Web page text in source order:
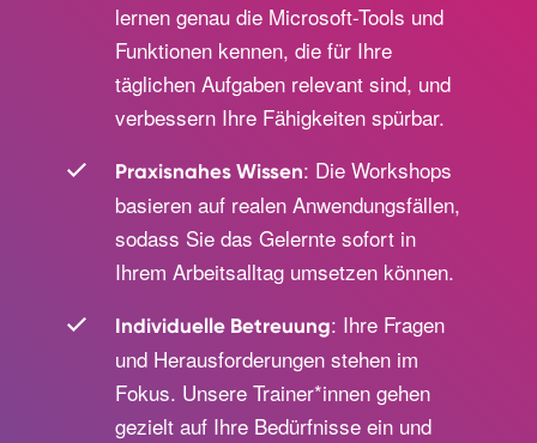
lernen genau die Microsoft-Tools und
Funktionen kennen, die für Ihre
täglichen Aufgaben relevant sind, und
verbessern Ihre Fähigkeiten spürbar.
Praxisnahes Wissen: Die Workshops
basieren auf realen Anwendungsfällen,
sodass Sie das Gelernte sofort in
Ihrem Arbeitsalltag umsetzen können.
Individuelle Betreuung: Ihre Fragen
und Herausforderungen stehen im
Fokus. Unsere Trainer*innen gehen
gezielt auf Ihre Bedürfnisse ein und